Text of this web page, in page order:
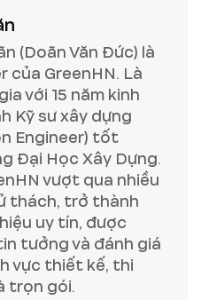
(Doãn Văn Đức) là
của GreenHN. Là
với 15 năm kinh
Kỹ sư xây dựng
Engineer) tốt
Đại Học Xây Dựng.
vượt qua nhiều
thách, trở thành
uy tín, được
tưởng và đánh giá
vực thiết kế, thi
trọn gói.